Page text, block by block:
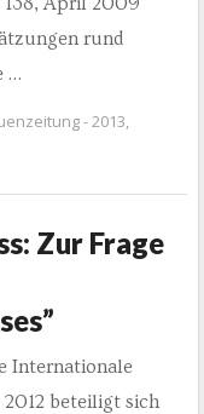
rund
…
- 2013,
Zur Frage
Internationale
beteiligt sich